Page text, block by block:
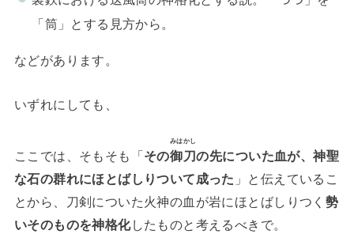
「筒」とする見方から。
などがあります。
いずれにしても、
ここでは、そもそも「その御刀
みはかし
の先についた血が、神聖
な石の群れにほとばしりついて成った 」と伝えているこ
とから、刀剣についた火神の血が岩にほとばしりつく 勢
いそのものを神格化したものと考えるべきで。